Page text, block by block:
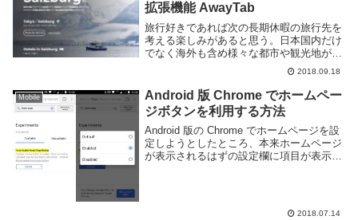
拡張機能 AwayTab
旅行好きであれば次の長期休暇の旅行先を
考える楽しみがあると思う。日本国内だけ
でなく海外も含め様々な都市や観光地があ
り、どこへ行こうか悩む事も多いのではな
いか。Web ブラウザに Google Chrome を
利用しているのであれば Away...
2018.09.18
Mobile
Android 版 Chrome でホームペー
ジボタンを利用する方法
Android 版の Chrome でホームページを設
定しようとしたところ、本来ホームページ
が表示されるはずの設定欄に項目が表示さ
2018.07.14